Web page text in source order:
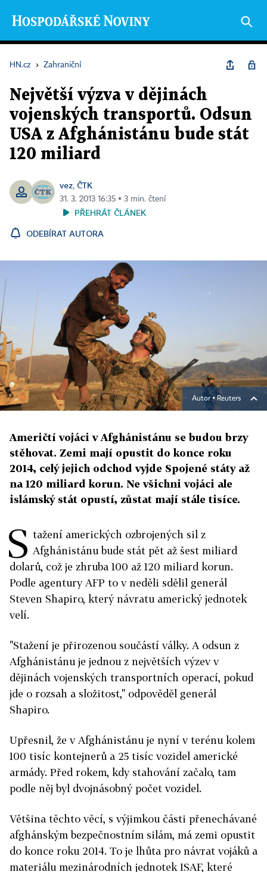
HN.cz › Zahraniční
Největší výzva v dějinách
vojenských transportů. Odsun
USA z Afghánistánu bude stát
120 miliard
vez, ČTK
31. 3. 2013 16:35 ▪ 3 min. čtení
PŘEHRÁT ČLÁNEK
ODEBÍRAT AUTORA
Autor ▪Reuters
Američtí vojáci v Afghánistánu se budou brzy
stěhovat. Zemi mají opustit do konce roku
2014, celý jejich odchod vyjde Spojené státy až
na 120 miliard korun. Ne všichni vojáci ale
islámský stát opustí, zůstat mají stále tisíce.
S tažení amerických ozbrojených sil z
Afghánistánu bude stát pět až šest miliard
dolarů, což je zhruba 100 až 120 miliard korun.
Podle agentury AFP to v neděli sdělil generál
Steven Shapiro, který návratu americký jednotek
velí.
"Stažení je přirozenou součástí války. A odsun z
Afghánistánu je jednou z největších výzev v
dějinách vojenských transportních operací, pokud
jde o rozsah a složitost," odpověděl generál
Shapiro.
Upřesnil, že v Afghánistánu je nyní v terénu kolem
100 tisíc kontejnerů a 25 tisíc vozidel americké
armády. Před rokem, kdy stahování začalo, tam
podle něj byl dvojnásobný počet vozidel.
Většina těchto věcí, s výjimkou části přenechávané
afghánským bezpečnostním silám, má zemi opustit
do konce roku 2014. To je lhůta pro návrat vojáků a
materiálu mezinárodních jednotek ISAF, které